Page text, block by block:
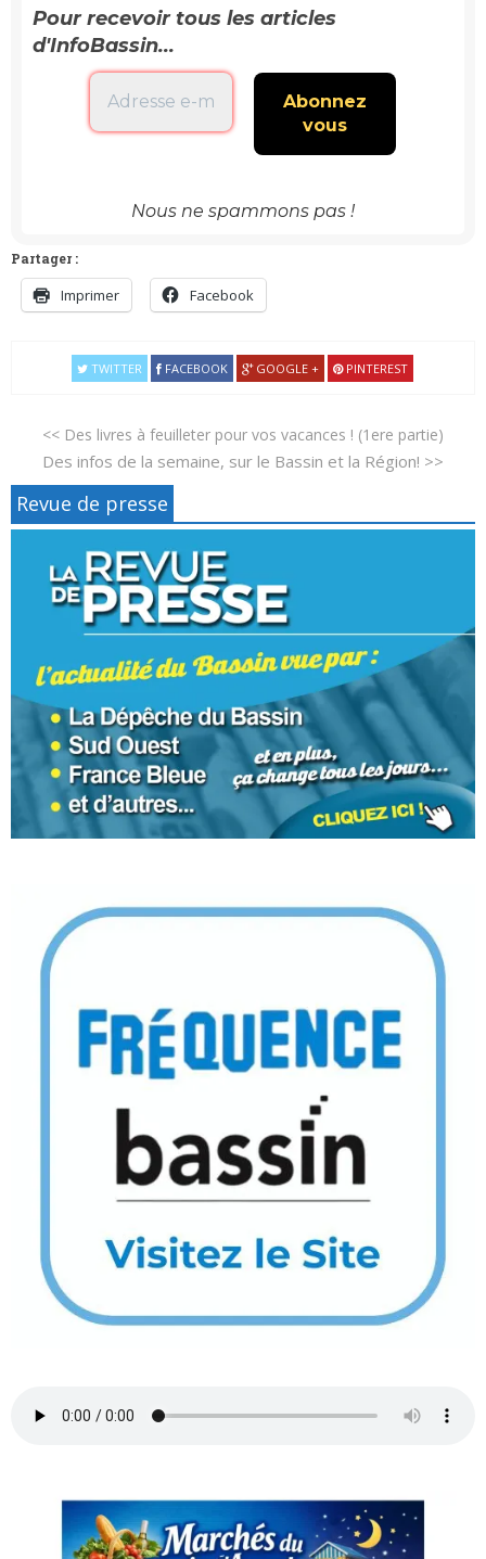
Pour recevoir tous les articles
d'InfoBassin...
Nous ne spammons pas !
Partager :
Imprimer Facebook
TWITTER FACEBOOK GOOGLE + PINTEREST
<< Des livres à feuilleter pour vos vacances ! (1ere partie)
Des infos de la semaine, sur le Bassin et la Région! >>
Revue de presse